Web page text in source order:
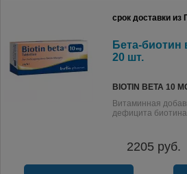
срок доставки из
Бета-биотин
20 шт.
BIOTIN BETA 10
Витаминная
дефицита
2205 руб.